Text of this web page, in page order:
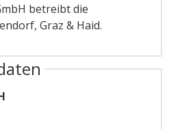
betreibt die
Graz & Haid.